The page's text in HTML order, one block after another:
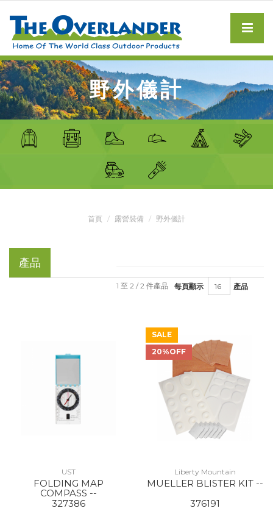
野外儀計
首頁 露營裝備 野外儀計
產品
每頁顯示 產品
1 至 2 / 2 件產品
UST
FOLDING MAP
COMPASS --
327386
SALE
20%OFF
Liberty Mountain
MUELLER BLISTER KIT --
376191